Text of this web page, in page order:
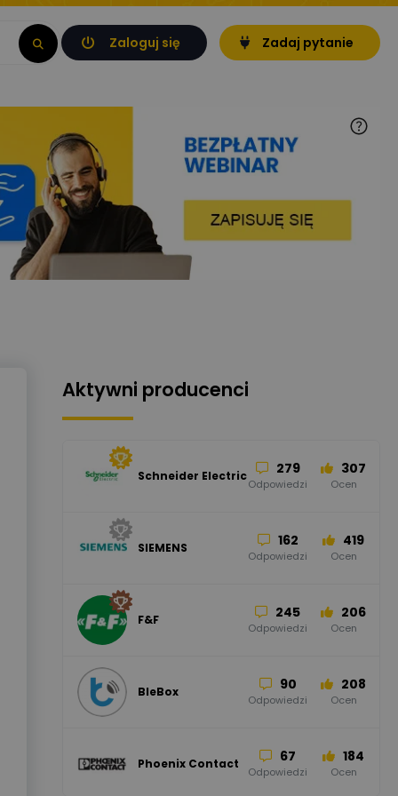
Zaloguj się Zadaj pytanie
Aktywni producenci
Schneider Electric 279
Odpowiedzi
307
Ocen
SIEMENS 162
Odpowiedzi
419
Ocen
F&F 245
Odpowiedzi
206
Ocen
BleBox 90
Odpowiedzi
208
Ocen
Phoenix Contact 67
Odpowiedzi
184
Ocen